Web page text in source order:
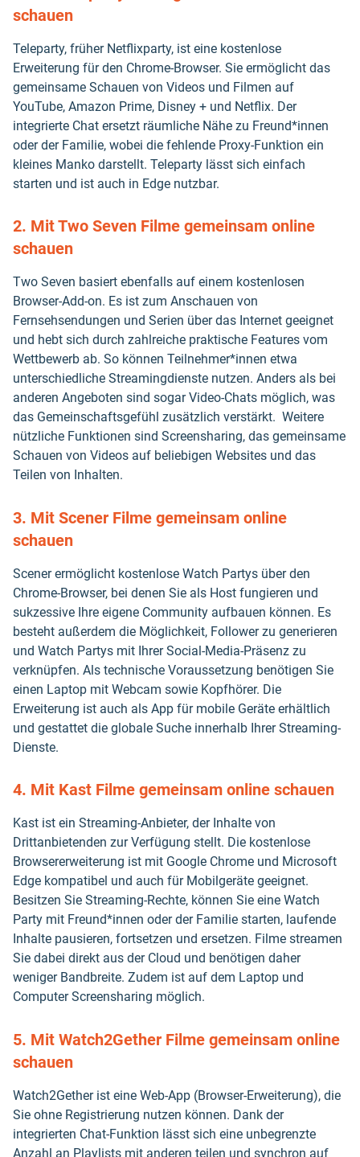
schauen
Teleparty, früher Netflixparty, ist eine kostenlose
Erweiterung für den Chrome-Browser. Sie ermöglicht das
gemeinsame Schauen von Videos und Filmen auf
YouTube, Amazon Prime, Disney + und Netflix. Der
integrierte Chat ersetzt räumliche Nähe zu Freund*innen
oder der Familie, wobei die fehlende Proxy-Funktion ein
kleines Manko darstellt. Teleparty lässt sich einfach
starten und ist auch in Edge nutzbar.
2. Mit Two Seven Filme gemeinsam online
schauen
Two Seven basiert ebenfalls auf einem kostenlosen
Browser-Add-on. Es ist zum Anschauen von
Fernsehsendungen und Serien über das Internet geeignet
und hebt sich durch zahlreiche praktische Features vom
Wettbewerb ab. So können Teilnehmer*innen etwa
unterschiedliche Streamingdienste nutzen. Anders als bei
anderen Angeboten sind sogar Video-Chats möglich, was
das Gemeinschaftsgefühl zusätzlich verstärkt. Weitere
nützliche Funktionen sind Screensharing, das gemeinsame
Schauen von Videos auf beliebigen Websites und das
Teilen von Inhalten.
3. Mit Scener Filme gemeinsam online
schauen
Scener ermöglicht kostenlose Watch Partys über den
Chrome-Browser, bei denen Sie als Host fungieren und
sukzessive Ihre eigene Community aufbauen können. Es
besteht außerdem die Möglichkeit, Follower zu generieren
und Watch Partys mit Ihrer Social-Media-Präsenz zu
verknüpfen. Als technische Voraussetzung benötigen Sie
einen Laptop mit Webcam sowie Kopfhörer. Die
Erweiterung ist auch als App für mobile Geräte erhältlich
und gestattet die globale Suche innerhalb Ihrer Streaming-
Dienste.
4. Mit Kast Filme gemeinsam online schauen
Kast ist ein Streaming-Anbieter, der Inhalte von
Drittanbietenden zur Verfügung stellt. Die kostenlose
Browsererweiterung ist mit Google Chrome und Microsoft
Edge kompatibel und auch für Mobilgeräte geeignet.
Besitzen Sie Streaming-Rechte, können Sie eine Watch
Party mit Freund*innen oder der Familie starten, laufende
Inhalte pausieren, fortsetzen und ersetzen. Filme streamen
Sie dabei direkt aus der Cloud und benötigen daher
weniger Bandbreite. Zudem ist auf dem Laptop und
Computer Screensharing möglich.
5. Mit Watch2Gether Filme gemeinsam online
schauen
Watch2Gether ist eine Web-App (Browser-Erweiterung), die
Sie ohne Registrierung nutzen können. Dank der
integrierten Chat-Funktion lässt sich eine unbegrenzte
Anzahl an Playlists mit anderen teilen und synchron auf